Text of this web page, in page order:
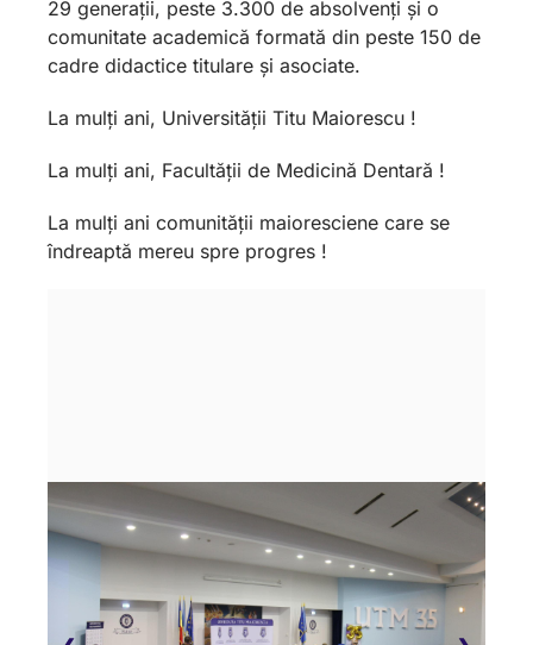
29 generații, peste 3.300 de absolvenți și o
comunitate academică formată din peste 150 de
cadre didactice titulare și asociate.
La mulți ani, Universității Titu Maiorescu !
La mulți ani, Facultății de Medicină Dentară !
La mulți ani comunității maioresciene care se
îndreaptă mereu spre progres !